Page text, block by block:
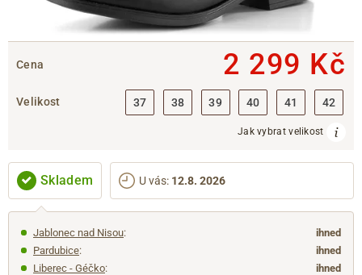
Cena 2 299 Kč
Velikost 37 38 39 40 41 42
Jak vybrat velikost
Skladem U vás: 12.8. 2026
Jablonec nad Nisou:
ihned
Pardubice:
ihned
Liberec - Géčko:
ihned